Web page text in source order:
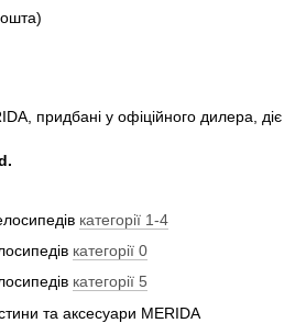
придбані у офіційного дилера, діє
категорії 1-4
категорії 0
категорії 5
та аксесуари MERIDA